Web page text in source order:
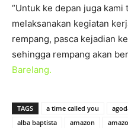
“Untuk ke depan juga kami
melaksanakan kegiatan
rempang, pasca kejadian
sehingga rempang akan
Barelang.
TAGS a time called you
alba baptista
amazon